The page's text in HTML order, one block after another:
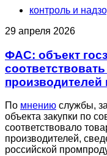
контроль и
29 апреля 2026
ФАС: объект
производителей
По мнению службы,
объекта закупки по
соответствовало
производителей,
российской